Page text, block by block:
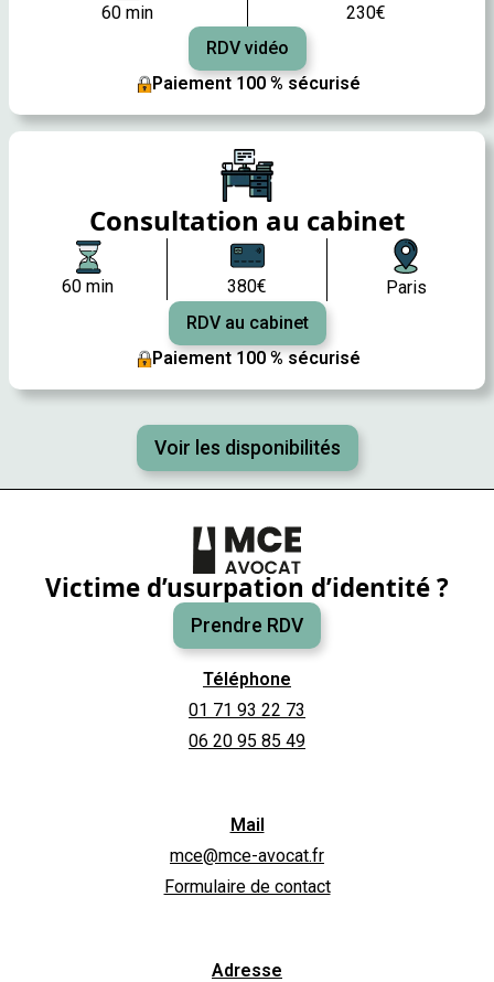
60 min
230€
RDV vidéo
Paiement 100 % sécurisé
Consultation au cabinet
60 min 380€
Paris
RDV au cabinet
Paiement 100 % sécurisé
Voir les disponibilités
Victime d’usurpation d’identité ?
Prendre RDV
Téléphone
01 71 93 22 73
06 20 95 85 49
Mail
mce@mce-avocat.fr
Formulaire de contact
Adresse